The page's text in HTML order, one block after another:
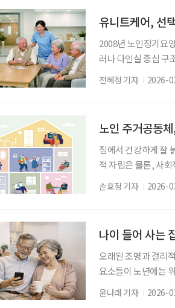
유니트케어, 선
2008년 노인장기요
러나 다인실 중심 구
보장되지 못하고 있
답해야 할 시점이
전혜정 기자 2026-
노인 주거공동
집에서 건강하게 잘
적 자립은 물론, 사
회에서는 이웃과 지
으로 떠올랐다. 공
손효정 기자 2026-
나이 들어 사는
오래된 조명과 걸리
요소들이 노년에는
사고가 가장 자주
닭은 편리함뿐 아
윤나래 기자 2026-